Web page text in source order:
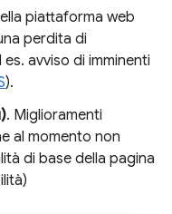
piattaforma web
perdita di
avviso di imminenti
).
. Miglioramenti
al momento non
di base della pagina